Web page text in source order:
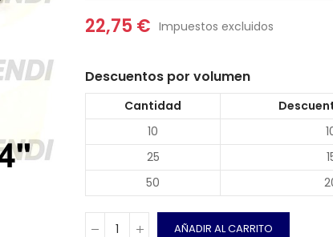
22,75 € Impuestos excluidos
Descuentos por volumen
Cantidad
10
25
50
AÑADIR AL CARRITO